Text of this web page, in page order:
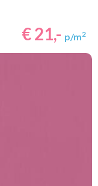
€ 21,- p/m2